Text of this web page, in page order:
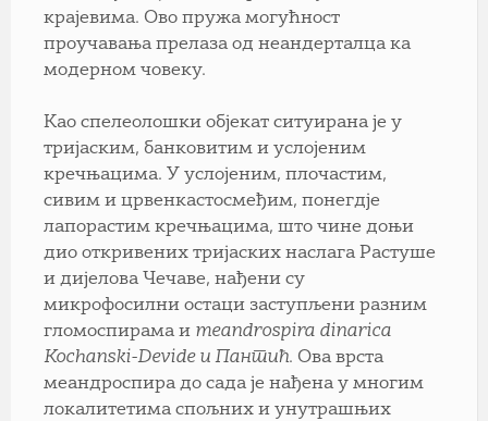
крајевима. Ово пружа могућност
проучавања прелаза од неандерталца ка
модерном човеку.
Као спелеолошки објекат ситуирана је у
тријаским, банковитим и услојеним
кречњацима. У услојеним, плочастим,
сивим и црвенкастосмеђим, понегдје
лапорастим кречњацима, што чине доњи
дио откривених тријаских наслага Растуше
и дијелова Чечаве, нађени су
микрофосилни остаци заступљени разним
гломоспирама и meandrospira dinarica
Kochanski-Devide и Пантић. Ова врста
меандроспира до сада је нађена у многим
локалитетима спољних и унутрашњих